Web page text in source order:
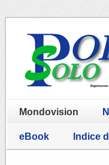
Mondovision
eBook Indice